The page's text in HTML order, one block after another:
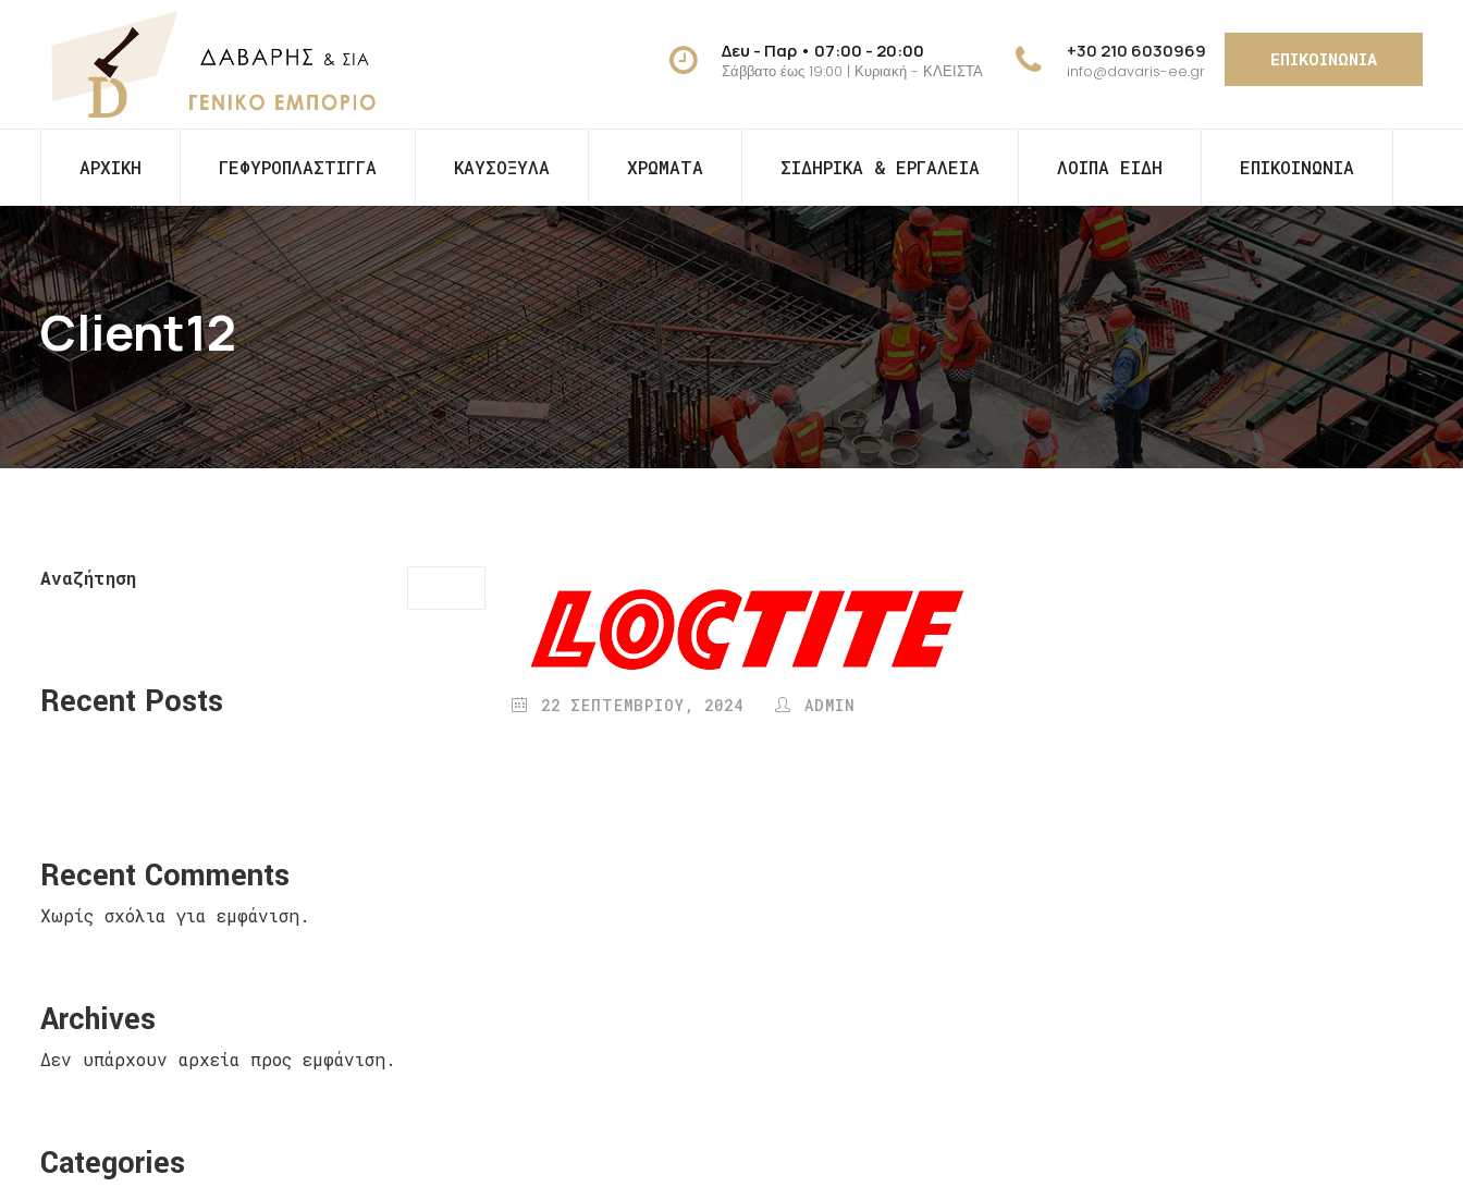
Δευ - Παρ • 07:00 - 20:00
Σάββατο έως 19:00 | Κυριακή - ΚΛΕΙΣΤΑ
+30 210 6030969
info@davaris-ee.gr
ΕΠΙΚΟΙΝΩΝΙΑ
ΑΡΧΙΚΗ ΓΕΦΥΡΟΠΛΑΣΤΙΓΓΑ ΚΑΥΣΟΞΥΛΑ ΧΡΩΜΑΤΑ ΣΙΔΗΡΙΚΑ & ΕΡΓΑΛΕΙΑ ΛΟΙΠΑ ΕΙΔΗ ΕΠΙΚΟΙΝΩΝΙΑ
Client12
Αναζήτηση
Recent Posts
Recent Comments
Χωρίς σχόλια για εμφάνιση.
Archives
Δεν υπάρχουν αρχεία προς εμφάνιση.
Categories
22 ΣΕΠΤΕΜΒΡΊΟΥ, 2024 ADMIN